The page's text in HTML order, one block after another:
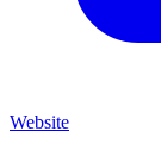
Website